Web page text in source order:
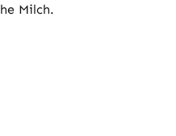
Milch.